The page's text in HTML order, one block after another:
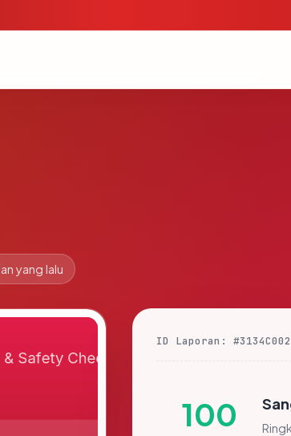
yang lalu
ID Laporan: #3134C002
100